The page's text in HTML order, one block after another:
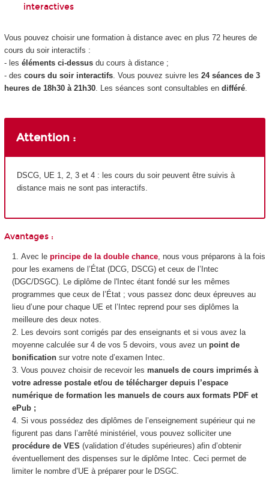
interactives
Vous pouvez choisir une formation à distance avec en plus 72 heures de
cours du soir interactifs :
- les éléments ci-dessusdu cours à distance ;
- des cours du soir interactifs. Vous pouvez suivre les 24 séances de 3
heures de 18h30 à 21h30. Les séances sont consultables en différé.
Attention :
DSCG, UE 1, 2, 3 et 4 : les cours du soir peuvent être suivis à
distance mais ne sont pas interactifs.
Avantages :
Avec le principe de la double chance, nous vous préparons à la fois
pour les examens de l’État (DCG, DSCG) et ceux de l’Intec
(DGC/DSGC). Le diplôme de l'Intec étant fondé sur les mêmes
programmes que ceux de l’État ; vous passez donc deux épreuves au
lieu d’une pour chaque UE et l’Intec reprend pour ses diplômes la
meilleure des deux notes.
Les devoirs sont corrigés par des enseignants et si vous avez la
moyenne calculée sur 4 de vos 5 devoirs, vous avez un point de
bonificationsur votre note d’examen Intec.
Vous pouvez choisir de recevoir les manuels de cours imprimés à
votre adresse postale et/ou de télécharger depuis l’espace
numérique de formation les manuels de cours aux formats PDF et
ePub ;
Si vous possédez des diplômes de l’enseignement supérieur qui ne
figurent pas dans l’arrêté ministériel, vous pouvez solliciter une
procédure de VES (validation d’études supérieures) afin d’obtenir
éventuellement des dispenses sur le diplôme Intec. Ceci permet de
limiter le nombre d’UE à préparer pour le DSGC.